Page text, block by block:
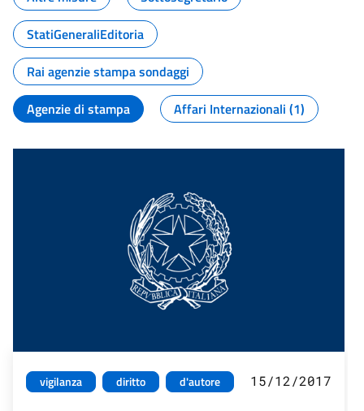
StatiGeneraliEditoria
Rai agenzie stampa sondaggi
Agenzie di stampa
Affari Internazionali (1)
vigilanza diritto d'autore 15/12/2017